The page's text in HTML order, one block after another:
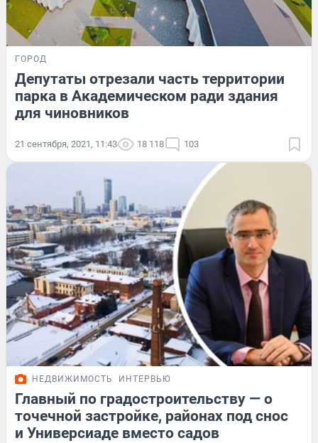
ГОРОД
Депутаты отрезали часть территории
парка в Академическом ради здания
для чиновников
21 сентября, 2021, 11:43 18 118 103
НЕДВИЖИМОСТЬ ИНТЕРВЬЮ
Главный по градостроительству — о
точечной застройке, районах под снос
и Универсиаде вместо садов